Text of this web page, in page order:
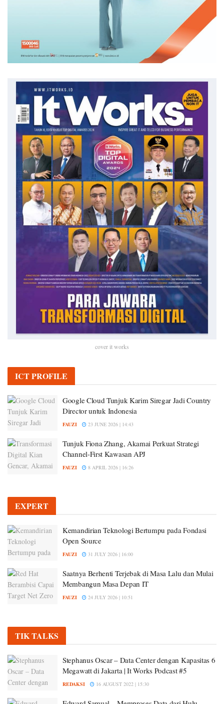
cover it works
ICT PROFILE
Google Cloud Tunjuk Karim Siregar Jadi Country
Director untuk Indonesia
FAUZI 23 JUNE 2026 | 14:43
Tunjuk Fiona Zhang, Akamai Perkuat Strategi
Channel-First Kawasan APJ
FAUZI 8 APRIL 2026 | 16:26
EXPERT
Kemandirian Teknologi Bertumpu pada Fondasi
Open Source
FAUZI 31 JULY 2026 | 16:00
Saatnya Berhenti Terjebak di Masa Lalu dan Mulai
Membangun Masa Depan IT
FAUZI 24 JULY 2026 | 10:51
TIK TALKS
Stephanus Oscar – Data Center dengan Kapasitas 6
Megawatt di Jakarta | It Works Podcast #5
REDAKSI 16 AUGUST 2022 | 15:30